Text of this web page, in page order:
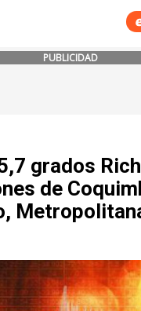
PUBLICIDAD
grados
de